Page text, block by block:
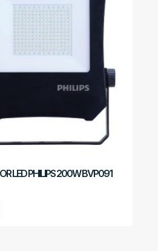
LED PHILIPS 200W BVP091